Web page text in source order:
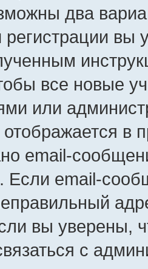
два
регистрации вы
все новые
или
в
email-
Если email-
вы уверены,
с